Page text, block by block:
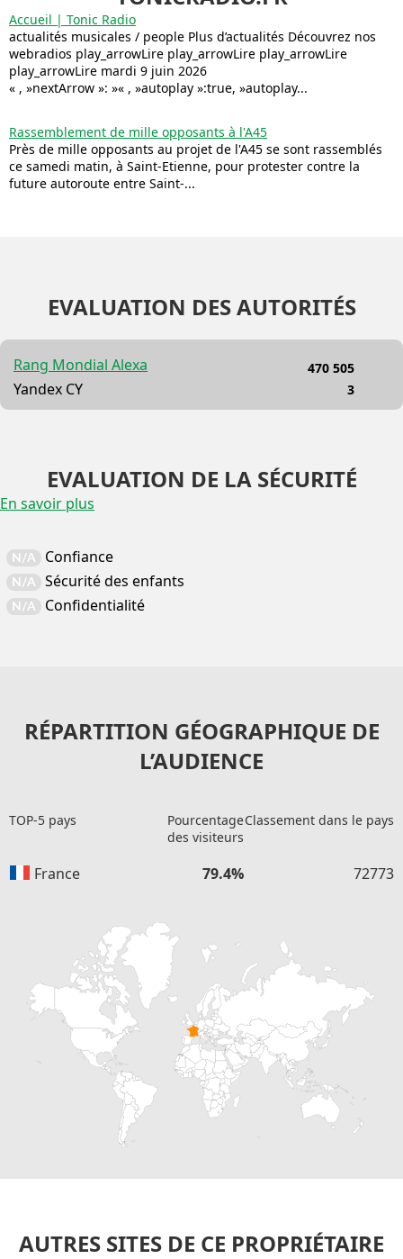
Accueil | Tonic Radio
actualités musicales / people Plus d’actualités Découvrez nos
webradios play_arrowLire play_arrowLire play_arrowLire
play_arrowLire mardi 9 juin 2026
« , »nextArrow »: »« , »autoplay »:true, »autoplay...
Rassemblement de mille opposants à l'A45
Près de mille opposants au projet de l'A45 se sont rassemblés
ce samedi matin, à Saint-Etienne, pour protester contre la
future autoroute entre Saint-...
EVALUATION DES AUTORITÉS
Rang Mondial Alexa
Yandex CY
470 505
3
EVALUATION DE LA SÉCURITÉ
En savoir plus
N/A Confiance
N/A Sécurité des enfants
N/A Confidentialité
RÉPARTITION GÉOGRAPHIQUE DE
L’AUDIENCE
TOP-5 pays
Pourcentage
des visiteurs
Classement dans le pays
France 79.4% 72773
AUTRES SITES DE CE PROPRIÉTAIRE